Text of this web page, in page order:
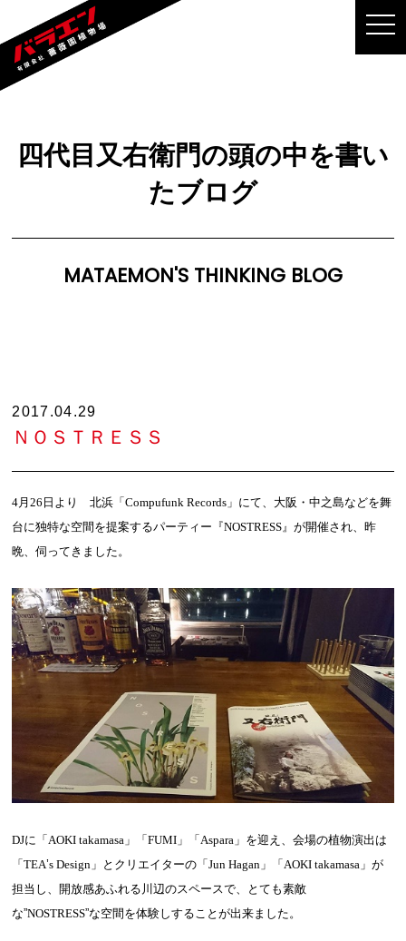
四代目又右衛門の頭の中を書い
たブログ
MATAEMON'S THINKING BLOG
2017.04.29
ＮＯＳＴＲＥＳＳ
4月26 日より 北浜「Compufunk Records 」にて、大阪・中之島などを舞
台に独特な空間を提案するパーティー『NOSTRESS』が開催され、昨
晩、伺ってきました。
DJに「AOKI takamasa 」「FUMI 」「Aspara 」を迎え、会場の植物演出は
「TEA’s Design 」とクリエイターの「Jun Hagan 」「AOKI takamasa 」が
担当し、開放感あふれる川辺のスペースで、とても素敵
な”NOSTRESS”な空間を体験しすることが出来ました。